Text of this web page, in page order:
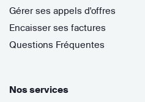
Gérer ses appels d'offres
Encaisser ses factures
Questions Fréquentes
Nos services